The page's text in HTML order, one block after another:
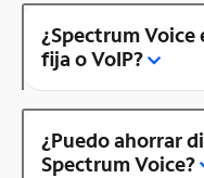
¿Spectrum
fija o VoIP?
¿Puedo ahorrar
Spectrum Voice?